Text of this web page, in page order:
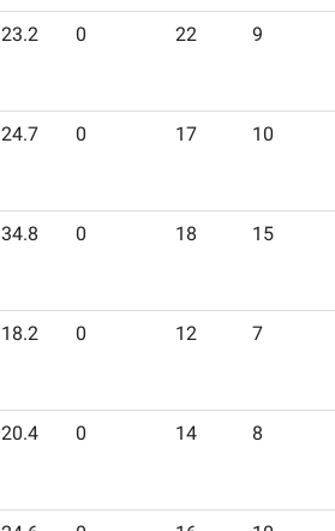
23.2 0 22 9
24.7 0 17 10
34.8 0 18 15
18.2 0 12 7
20.4 0 14 8